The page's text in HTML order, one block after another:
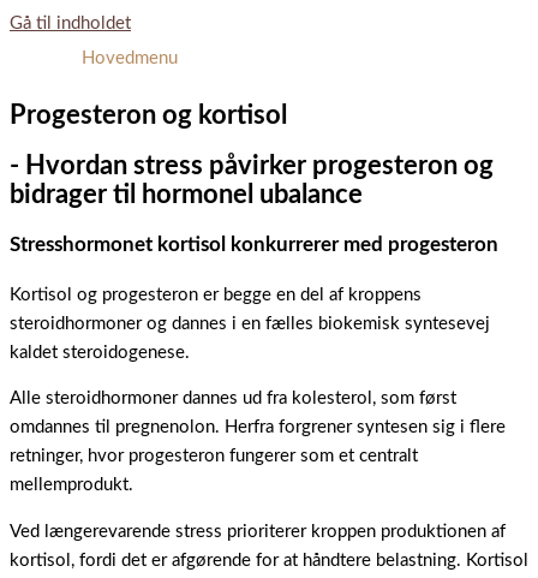
Gå til indholdet
Hovedmenu
Progesteron og kortisol
- Hvordan stress påvirker progesteron og
bidrager til hormonel ubalance
Stresshormonet kortisol konkurrerer med progesteron
Kortisol og progesteron er begge en del af kroppens
steroidhormoner og dannes i en fælles biokemisk syntesevej
kaldet steroidogenese.
Alle steroidhormoner dannes ud fra kolesterol, som først
omdannes til pregnenolon. Herfra forgrener syntesen sig i flere
retninger, hvor progesteron fungerer som et centralt
mellemprodukt.
Ved længerevarende stress prioriterer kroppen produktionen af
kortisol, fordi det er afgørende for at håndtere belastning. Kortisol